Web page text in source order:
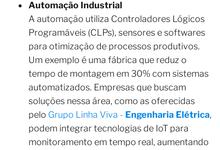
Automação Industrial
A automação utiliza Controladores Lógicos
Programáveis ​​(CLPs), sensores e softwares
para otimização de processos produtivos.
Um exemplo é uma fábrica que reduz o
tempo de montagem em 30% com sistemas
automatizados. Empresas que buscam
soluções nessa área, como as oferecidas
pelo Grupo Linha Viva - Engenharia Elétrica,
podem integrar tecnologias de IoT para
monitoramento em tempo real, aumentando